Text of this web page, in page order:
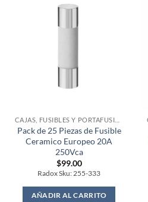
Pack de 25 Piezas de Fusible
Ceramico Europeo 20A
250Vca
$99.00
Radox Sku: 255-333
AÑADIR AL CARRITO